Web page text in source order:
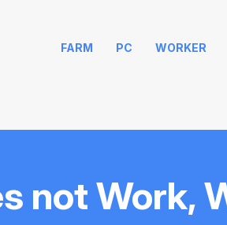
FARM PC WORKER
not Work,